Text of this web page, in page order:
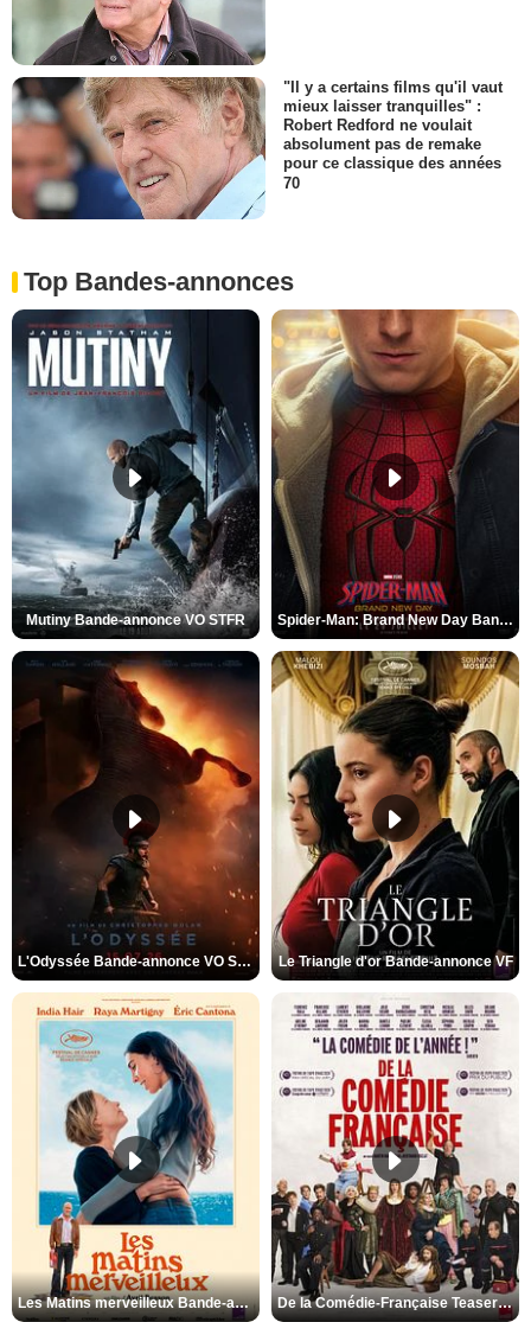
"Il y a certains films qu'il vaut
mieux laisser tranquilles" :
Robert Redford ne voulait
absolument pas de remake
pour ce classique des années
70
Top Bandes-annonces
Mutiny Bande-annonce VO STFR Spider-Man: Brand New Day Bande-annonce VO STFR
L'Odyssée Bande-annonce VO STFR Le Triangle d'or Bande-annonce VF
Les Matins merveilleux Bande-annonce VF De la Comédie-Française Teaser VF